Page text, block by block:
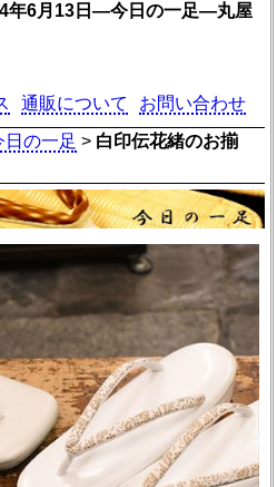
年6月13日―今日の一足―丸屋
通販について
お問い合わせ
日の一足 > 白印伝花緒のお揃